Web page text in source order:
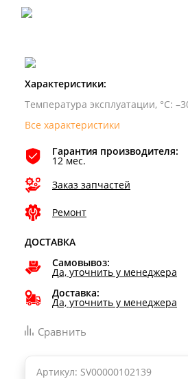
Характеристики:
Температура эксплуатации, °С:
Все характеристики
Гарантия производителя:
12 мес.
Заказ запчастей
Ремонт
ДОСТАВКА
Самовывоз:
Да, уточнить у менеджера
Доставка:
Да, уточнить у менеджера
Сравнить
Артикул: SV00000102139